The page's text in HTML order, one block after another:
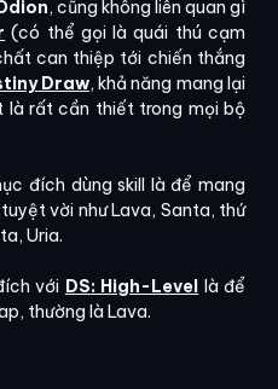
, cũng không liên quan gì
(có thể gọi là quái thú cạm
can thiệp tới chiến thắng
Draw, khả năng mang lại
là rất cần thiết trong mọi bộ
đích dùng skill là để mang
vời như Lava, Santa, thứ
Uria.
với DS: High-Level
là để
thường là Lava.